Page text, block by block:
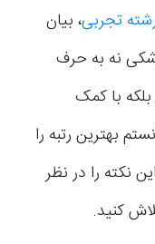
تجربی، بیان
نه به حرف
با کمک
بهترین رتبه را
نکته را در نظر
کنید.